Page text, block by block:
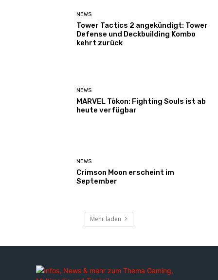
NEWS
Tower Tactics 2 angekündigt: Tower
Defense und Deckbuilding Kombo
kehrt zurück
NEWS
MARVEL Tōkon: Fighting Souls ist ab
heute verfügbar
NEWS
Crimson Moon erscheint im
September
Mehr laden